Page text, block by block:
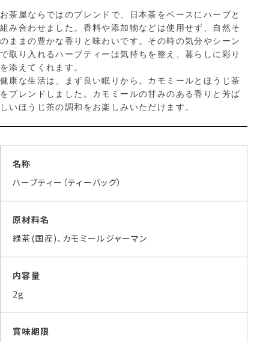
お茶屋ならではのブレンドで、日本茶をベースにハーブと
組み合わせました。香料や添加物などは使用せず、自然そ
のままの豊かな香りと味わいです。その時の気分やシーン
で取り入れるハーブティーは気持ちを整え、暮らしに彩り
を添えてくれます。
健康な生活は、まず良い眠りから。カモミールとほうじ茶
をブレンドしました。カモミールの甘みのある香りと芳ば
しいほうじ茶の調和をお楽しみいただけます。
名称
ハーブティー（ティーバッグ）
原材料名
緑茶(国産)、カモミールジャーマン
内容量
2g
賞味期限